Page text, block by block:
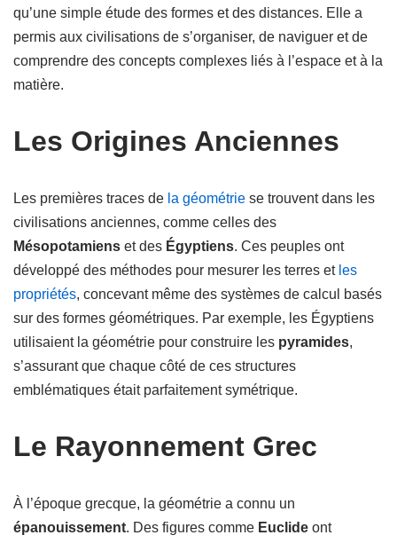
qu’une simple étude des formes et des distances. Elle a
permis aux civilisations de s’organiser, de naviguer et de
comprendre des concepts complexes liés à l’espace et à la
matière.
Les Origines Anciennes
Les premières traces de la géométrie se trouvent dans les
civilisations anciennes, comme celles des
Mésopotamiens et des Égyptiens. Ces peuples ont
développé des méthodes pour mesurer les terres et les
propriétés, concevant même des systèmes de calcul basés
sur des formes géométriques. Par exemple, les Égyptiens
utilisaient la géométrie pour construire les pyramides,
s’assurant que chaque côté de ces structures
emblématiques était parfaitement symétrique.
Le Rayonnement Grec
À l’époque grecque, la géométrie a connu un
épanouissement. Des figures comme Euclide ont